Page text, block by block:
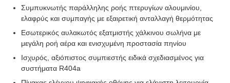
Συμπυκνωτής παράλληλης ροής πτερυγίων αλουμινίου,
ελαφρύς και συμπαγής με εξαιρετική ανταλλαγή θερμότητας
Εσωτερικός αυλακωτός εξατμιστής χάλκινου σωλήνα με
μεγάλη ροή αέρα και ενισχυμένη προστασία πηνίου
Ισχυρός, αξιόπιστος συμπιεστής ειδικά σχεδιασμένος για
συστήματα R404a